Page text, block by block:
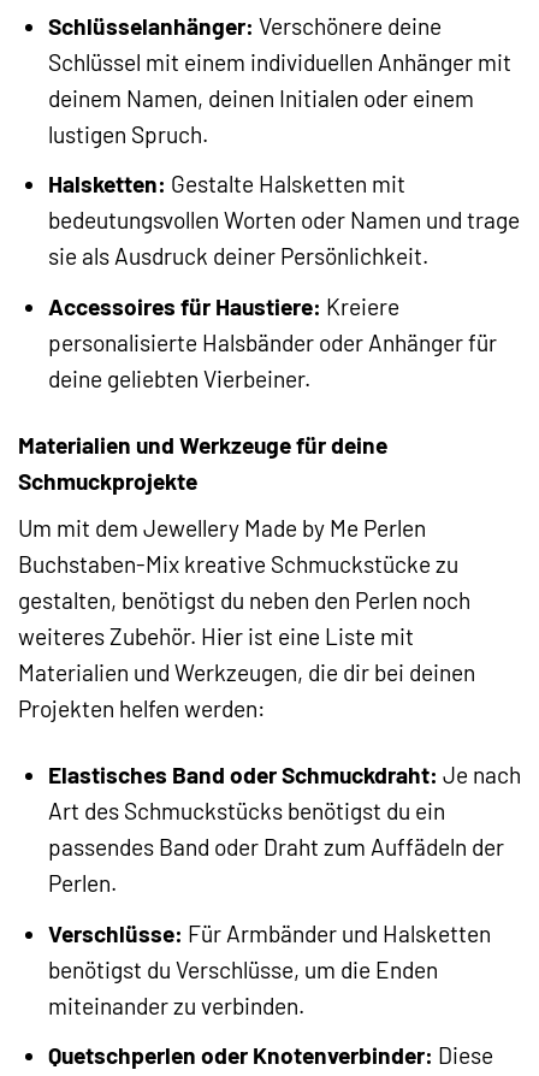
Schlüsselanhänger: Verschönere deine
Schlüssel mit einem individuellen Anhänger mit
deinem Namen, deinen Initialen oder einem
lustigen Spruch.
Halsketten: Gestalte Halsketten mit
bedeutungsvollen Worten oder Namen und trage
sie als Ausdruck deiner Persönlichkeit.
Accessoires für Haustiere: Kreiere
personalisierte Halsbänder oder Anhänger für
deine geliebten Vierbeiner.
Materialien und Werkzeuge für deine
Schmuckprojekte
Um mit dem Jewellery Made by Me Perlen
Buchstaben-Mix kreative Schmuckstücke zu
gestalten, benötigst du neben den Perlen noch
weiteres Zubehör. Hier ist eine Liste mit
Materialien und Werkzeugen, die dir bei deinen
Projekten helfen werden:
Elastisches Band oder Schmuckdraht: Je nach
Art des Schmuckstücks benötigst du ein
passendes Band oder Draht zum Auffädeln der
Perlen.
Verschlüsse: Für Armbänder und Halsketten
benötigst du Verschlüsse, um die Enden
miteinander zu verbinden.
Quetschperlen oder Knotenverbinder: Diese